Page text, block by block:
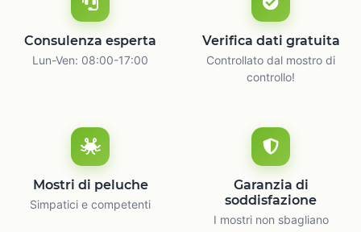
Consulenza esperta
Lun-Ven: 08:00-17:00
Verifica dati gratuita
Controllato dal mostro di
controllo!
Mostri di peluche
Simpatici e competenti
Garanzia di
soddisfazione
I mostri non sbagliano